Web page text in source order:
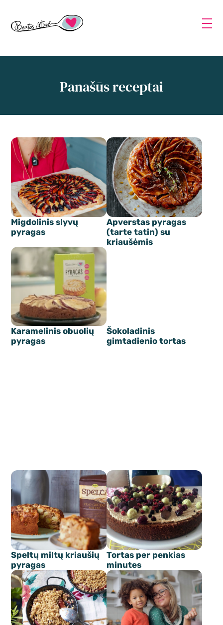
Panašūs receptai
Migdolinis slyvų
pyragas
Apverstas pyragas
(tarte tatin) su
kriaušėmis
Karamelinis obuolių
pyragas
Šokoladinis
gimtadienio tortas
Speltų miltų kriaušių
pyragas
Tortas per penkias
minutes